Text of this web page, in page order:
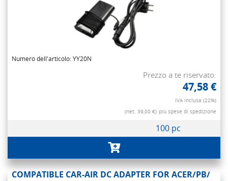
Numero dell'articolo: YY20N
Prezzo a te riservato:
47,58 €
IVA inclusa (22%)
(net. 39,00 €) più spese di spedizione
100 pc
COMPATIBLE CAR-AIR DC ADAPTER FOR ACER/PB/